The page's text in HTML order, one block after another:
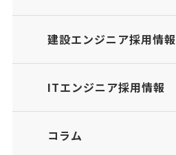
建設エンジニア採用情報
ITエンジニア採用情報
コラム